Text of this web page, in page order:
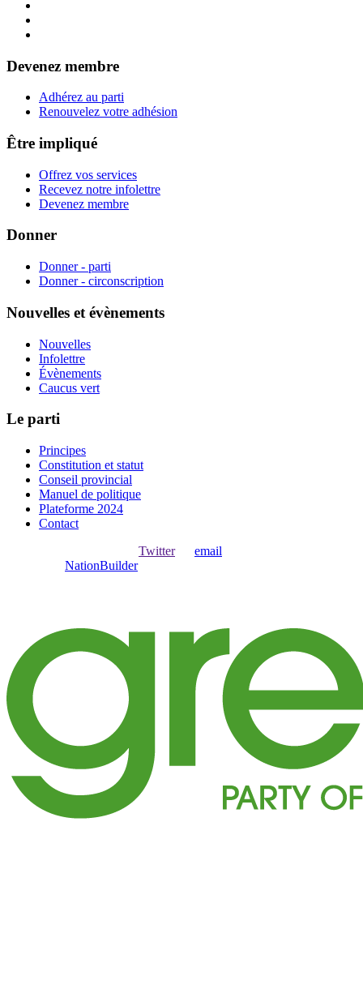
Devenez membre
Adhérez au parti
Renouvelez votre adhésion
Être impliqué
Offrez vos services
Recevez notre infolettre
Devenez membre
Donner
Donner - parti
Donner - circonscription
Nouvelles et évènements
Nouvelles
Infolettre
Évènements
Caucus vert
Le parti
Principes
Constitution et statut
Conseil provincial
Manuel de politique
Plateforme 2024
Contact
Twitterou email
NationBuilder